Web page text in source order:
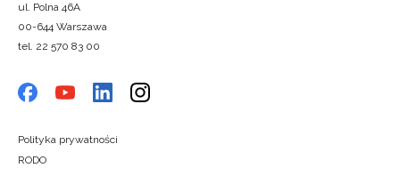
ul. Polna 46A
00-644 Warszawa
tel. 22 570 83 00
Polityka prywatności
RODO